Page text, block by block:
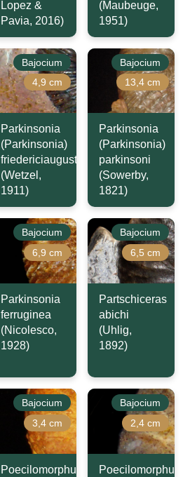
Lopez &
Pavia, 2016)
(Maubeuge,
1951)
Bajocium
4,9 cm
Parkinsonia
(Parkinsonia)
friedericiaugusti
(Wetzel,
1911)
Bajocium
13,4 cm
Parkinsonia
(Parkinsonia)
parkinsoni
(Sowerby,
1821)
Bajocium
6,9 cm
Parkinsonia
ferruginea
(Nicolesco,
1928)
Bajocium
6,5 cm
Partschiceras
abichi
(Uhlig,
1892)
Bajocium
3,4 cm
Poecilomorphus
Bajocium
2,4 cm
Poecilomorphus